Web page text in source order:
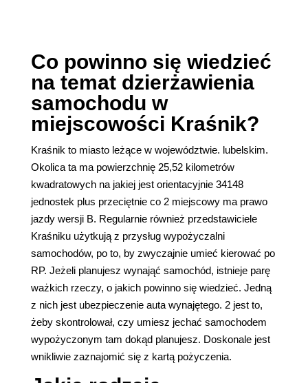
Co powinno się wiedzieć
na temat dzierżawienia
samochodu w
miejscowości Kraśnik?
Kraśnik to miasto leżące w województwie. lubelskim.
Okolica ta ma powierzchnię 25,52 kilometrów
kwadratowych na jakiej jest orientacyjnie 34148
jednostek plus przeciętnie co 2 miejscowy ma prawo
jazdy wersji B. Regularnie również przedstawiciele
Kraśniku użytkują z przysług wypożyczalni
samochodów, po to, by zwyczajnie umieć kierować po
RP. Jeżeli planujesz wynająć samochód, istnieje parę
ważkich rzeczy, o jakich powinno się wiedzieć. Jedną
z nich jest ubezpieczenie auta wynajętego. 2 jest to,
żeby skontrolował, czy umiesz jechać samochodem
wypożyczonym tam dokąd planujesz. Doskonale jest
wnikliwie zaznajomić się z kartą pożyczenia.